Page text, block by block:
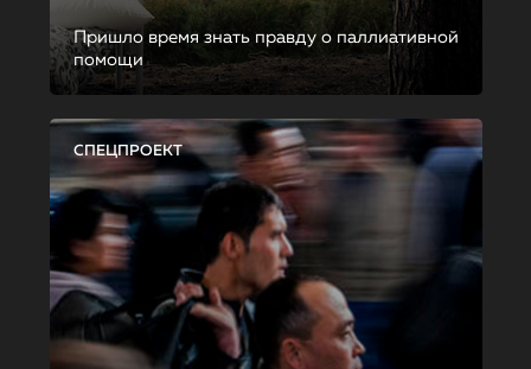
Пришло время знать правду о паллиативной
помощи
СПЕЦПРОЕКТ